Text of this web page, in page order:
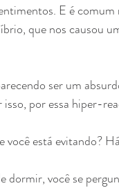
E é
que nos causou
ser um
por essa hiper-
você está evitando?
dormir, você se